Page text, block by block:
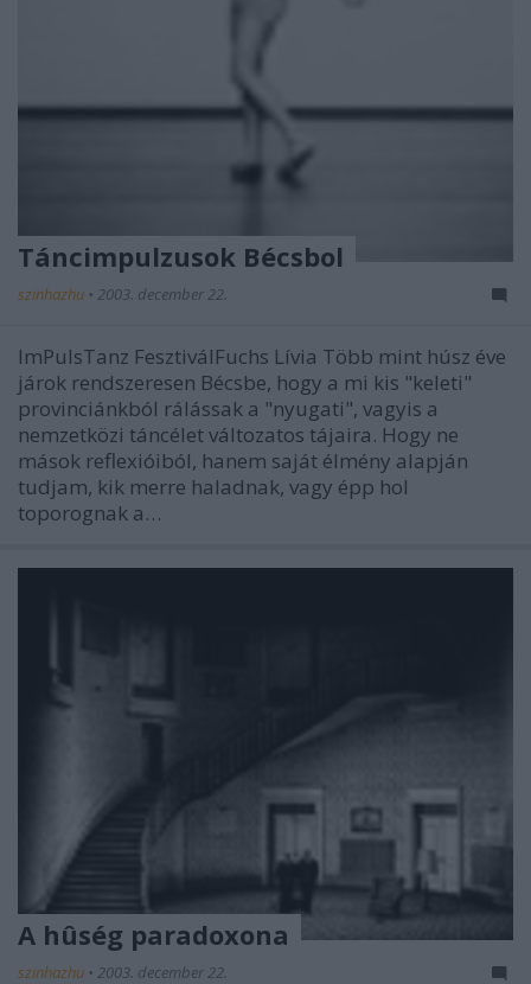
Táncimpulzusok Bécsbol
szinhazhu • 2003. december 22.
ImPulsTanz FesztiválFuchs Lívia Több mint húsz éve
járok rendszeresen Bécsbe, hogy a mi kis "keleti"
provinciánkból rálássak a "nyugati", vagyis a
nemzetközi táncélet változatos tájaira. Hogy ne
mások reflexióiból, hanem saját élmény alapján
tudjam, kik merre haladnak, vagy épp hol
toporognak a…
A hûség paradoxona
szinhazhu • 2003. december 22.